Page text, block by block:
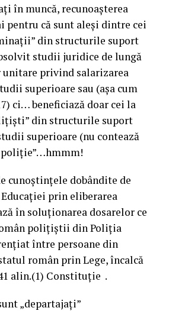
în muncă, recunoașterea
că sunt aleși dintre cei
din structurile suport
studii juridice de lungă
privind salarizarea
superioare sau (așa cum
ci… beneficiază doar cei la
din structurile suport
superioare (nu contează
poliție”…hmmm!
cunoștințele dobândite de
prin eliberarea
în soluționarea dosarelor ce
polițiștii din Poliția
între persoane din
român prin Lege, încalcă
alin.(1) Constituție .
„departajați”